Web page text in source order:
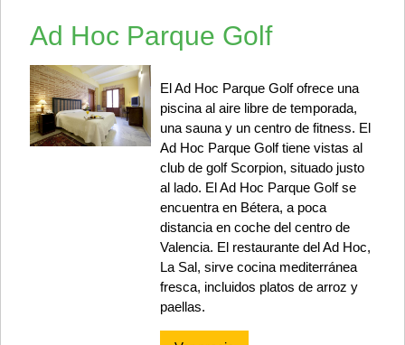
Ad Hoc Parque Golf
El Ad Hoc Parque Golf ofrece una
piscina al aire libre de temporada,
una sauna y un centro de fitness. El
Ad Hoc Parque Golf tiene vistas al
club de golf Scorpion, situado justo
al lado. El Ad Hoc Parque Golf se
encuentra en Bétera, a poca
distancia en coche del centro de
Valencia. El restaurante del Ad Hoc,
La Sal, sirve cocina mediterránea
fresca, incluidos platos de arroz y
paellas.